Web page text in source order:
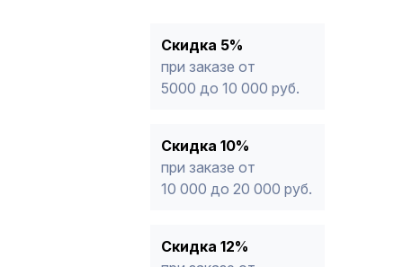
* -Для заказов, состоящих
продукции, максимальная скидка
Скидка 5%
при заказе от
5000 до 10 000 руб.
Скидка 10%
при заказе от
10 000 до 20 000 руб.
Скидка 12%